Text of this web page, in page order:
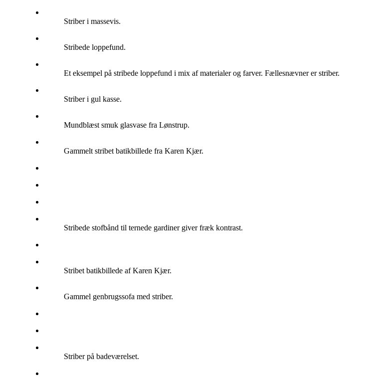
Striber i massevis.
Stribede loppefund.
Et eksempel på stribede loppefund i mix af materialer og farver. Fællesnævner er striber.
Striber i gul kasse.
Mundblæst smuk glasvase fra Lønstrup.
Gammelt stribet batikbillede fra Karen Kjær.
Stribede stofbånd til ternede gardiner giver fræk kontrast.
Stribet batikbillede af Karen Kjær.
Gammel genbrugssofa med striber.
Striber på badeværelset.